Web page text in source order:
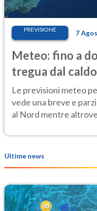
PREVISIONE 7
Meteo: fino a
tregua dal
calura e afa
Le previsioni meteo
vede una breve e
al Nord mentre
Ultime news